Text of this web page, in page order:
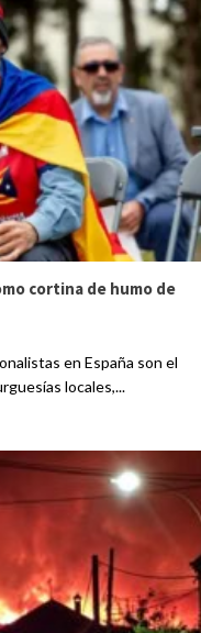
cortina de humo de
en España son el
locales,...